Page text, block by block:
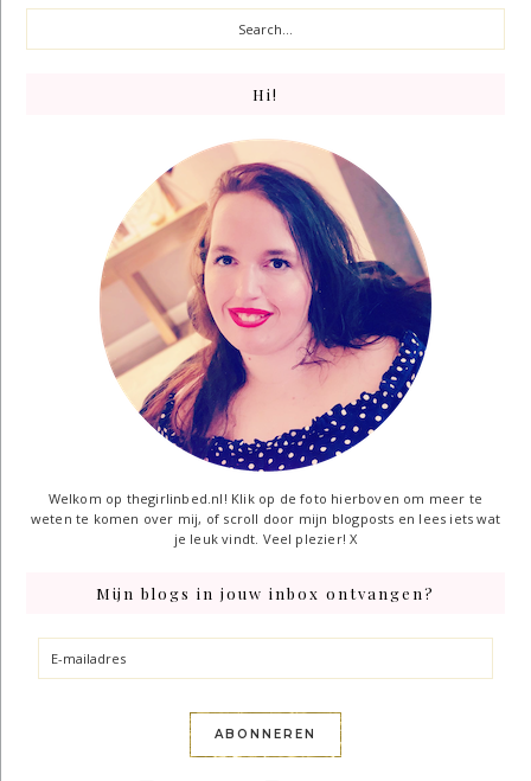
Search...
Hi!
Welkom op thegirlinbed.nl! Klik op de foto hierboven om meer te
weten te komen over mij, of scroll door mijn blogposts en lees iets wat
je leuk vindt. Veel plezier! X
Mijn blogs in jouw inbox ontvangen?
E-
mailadres
ABONNEREN